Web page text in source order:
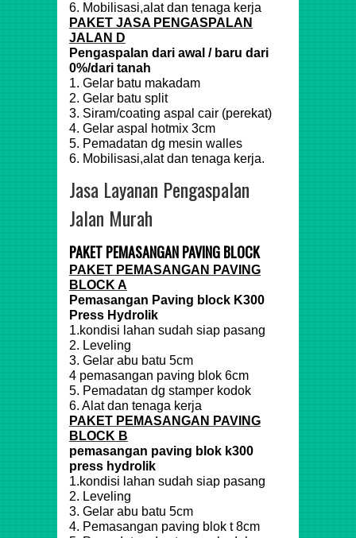
6. Mobilisasi,alat dan tenaga kerja
PAKET JASA PENGASPALAN
JALAN D
Pengaspalan dari awal / baru dari
0%/dari tanah
1. Gelar batu makadam
2. Gelar batu split
3. Siram/coating aspal cair (perekat)
4. Gelar aspal hotmix 3cm
5. Pemadatan dg mesin walles
6. Mobilisasi,alat dan tenaga kerja.
Jasa Layanan Pengaspalan
Jalan Murah
PAKET PEMASANGAN PAVING BLOCK
PAKET PEMASANGAN PAVING
BLOCK A
Pemasangan Paving block K300
Press Hydrolik
1.kondisi lahan sudah siap pasang
2. Leveling
3. Gelar abu batu 5cm
4 pemasangan paving blok 6cm
5. Pemadatan dg stamper kodok
6. Alat dan tenaga kerja
PAKET PEMASANGAN PAVING
BLOCK B
pemasangan paving blok k300
press hydrolik
1.kondisi lahan sudah siap pasang
2. Leveling
3. Gelar abu batu 5cm
4. Pemasangan paving blok t 8cm